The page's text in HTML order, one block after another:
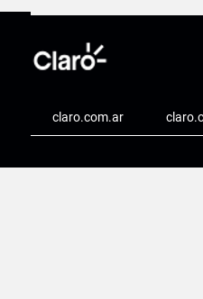
claro.com.ar